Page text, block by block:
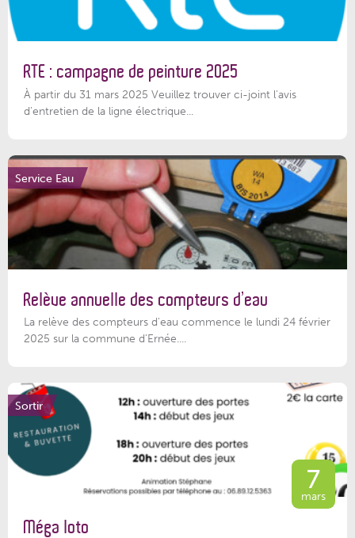
RTE : campagne de peinture 2025
À partir du 31 mars 2025 Veuillez trouver ci-joint l'avis
d'entretien de la ligne électrique...
Service Eau
Relève annuelle des compteurs d’eau
La relève des compteurs d'eau commence le lundi 24 février
2025 sur la commune d’Ernée....
Sortir
7
mars
Méga loto